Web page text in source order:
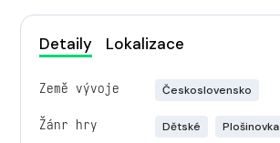
Detaily Lokalizace
Země vývoje Československo
Žánr hry Dětské Plošinovka